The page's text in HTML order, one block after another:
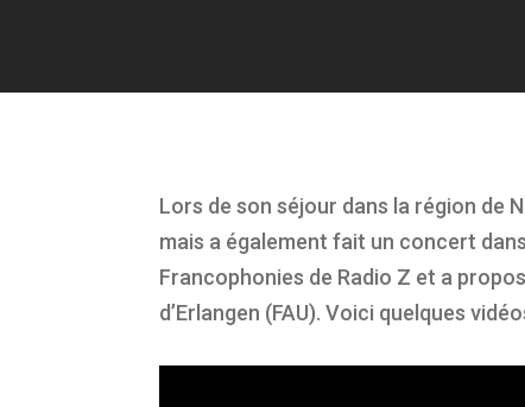
Lors de son séjour dans la région de
mais a également fait un concert
Francophonies de Radio Z et a
d’Erlangen (FAU). Voici quelques